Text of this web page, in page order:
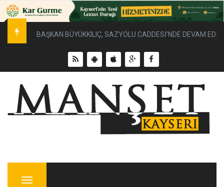
BAŞKAN BÜYÜKKILIÇ, SAZYOLU CADDESİ’NDE DEVAM
Menu